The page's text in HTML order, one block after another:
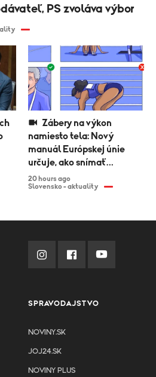
namiesto tela: Nový
manuál Európskej únie
určuje, ako snímať
športovkyne
20 hours ago
Slovensko - aktuality
PS zvoláva výbor
SPRAVODAJSTVO
NOVINY.SK
JOJ24.SK
NOVINY PLUS